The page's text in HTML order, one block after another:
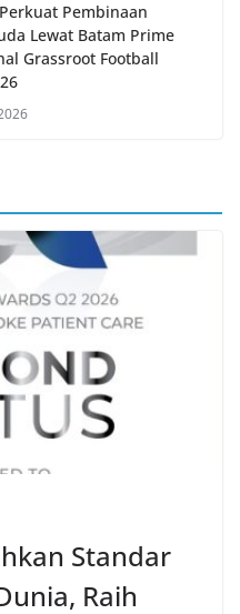
Pembinaan
Lewat Batam Prime
Grassroot Football
Standar
Raih